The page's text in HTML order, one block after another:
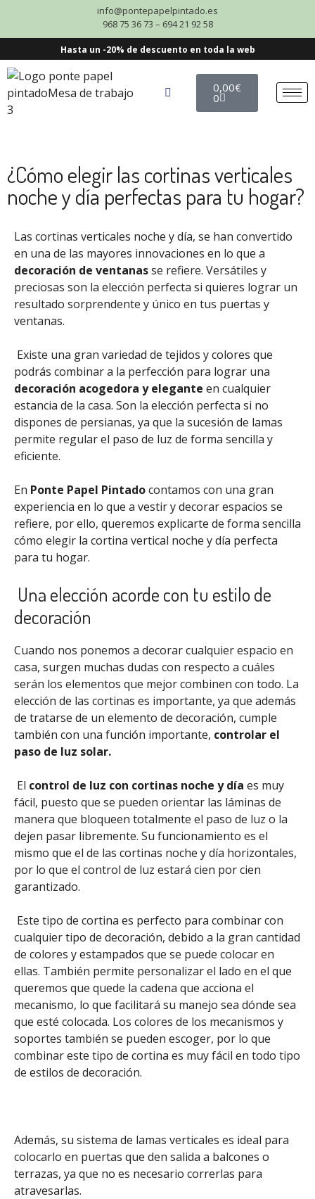
info@pontepapelpintado.es
968 75 36 73 – 694 21 92 58
Hasta un -20% de descuento en toda la web
0,00€
0
¿Cómo elegir las cortinas verticales
noche y día perfectas para tu hogar?
Las cortinas verticales noche y día, se han convertido
en una de las mayores innovaciones en lo que a
decoración de ventanasse refiere. Versátiles y
preciosas son la elección perfecta si quieres lograr un
resultado sorprendente y único en tus puertas y
ventanas.
Existe una gran variedad de tejidos y colores que
podrás combinar a la perfección para lograr una
decoración acogedora y elegante en cualquier
estancia de la casa. Son la elección perfecta si no
dispones de persianas, ya que la sucesión de lamas
permite regular el paso de luz de forma sencilla y
eficiente.
En Ponte Papel Pintadocontamos con una gran
experiencia en lo que a vestir y decorar espacios se
refiere, por ello, queremos explicarte de forma sencilla
cómo elegir la cortina vertical noche y día perfecta
para tu hogar.
Una elección acorde con tu estilo de
decoración
Cuando nos ponemos a decorar cualquier espacio en
casa, surgen muchas dudas con respecto a cuáles
serán los elementos que mejor combinen con todo. La
elección de las cortinas es importante, ya que además
de tratarse de un elemento de decoración, cumple
también con una función importante, controlar el
paso de luz solar.
El control de luz con cortinas noche y día es muy
fácil, puesto que se pueden orientar las láminas de
manera que bloqueen totalmente el paso de luz o la
dejen pasar libremente. Su funcionamiento es el
mismo que el de las cortinas noche y día horizontales,
por lo que el control de luz estará cien por cien
garantizado.
Este tipo de cortina es perfecto para combinar con
cualquier tipo de decoración, debido a la gran cantidad
de colores y estampados que se puede colocar en
ellas. También permite personalizar el lado en el que
queremos que quede la cadena que acciona el
mecanismo, lo que facilitará su manejo sea dónde sea
que esté colocada. Los colores de los mecanismos y
soportes también se pueden escoger, por lo que
combinar este tipo de cortina es muy fácil en todo tipo
de estilos de decoración.
Además, su sistema de lamas verticales es ideal para
colocarlo en puertas que den salida a balcones o
terrazas, ya que no es necesario correrlas para
atravesarlas.